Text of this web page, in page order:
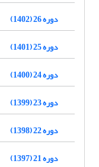
دوره 26 (1402)
دوره 25 (1401)
دوره 24 (1400)
دوره 23 (1399)
دوره 22 (1398)
دوره 21 (1397)